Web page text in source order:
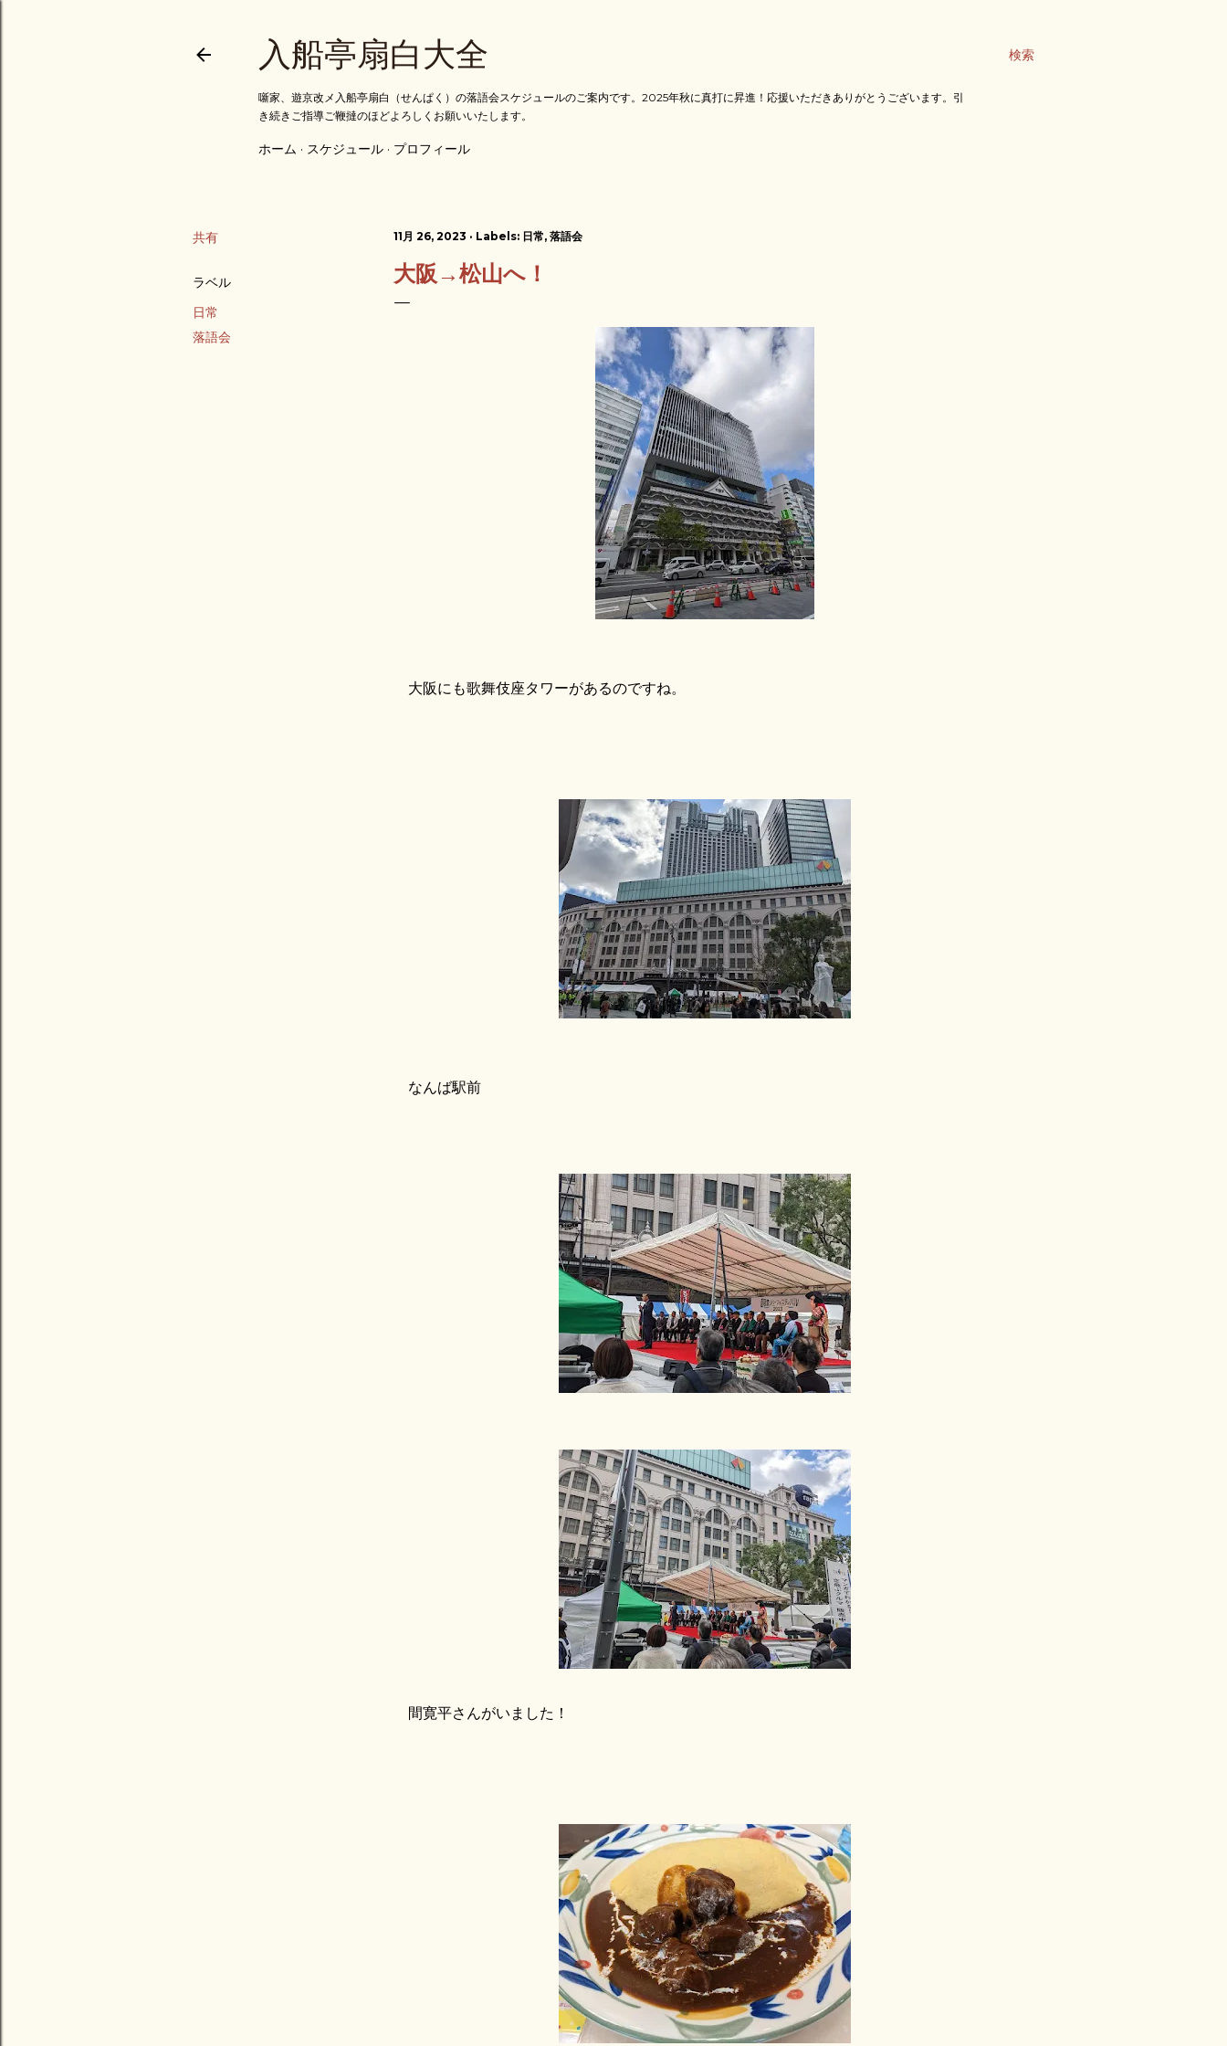
検索
入船亭扇白大全
噺家、遊京改メ入船亭扇白（せんぱく）の落語会スケジュールのご案内です。2025年秋に真打に昇進！応援いただきありがとうございます。引
き続きご指導ご鞭撻のほどよろしくお願いいたします。
ホーム スケジュール プロフィール
共有
ラベル
日常
落語会
11月 26, 2023 Labels: 日常 落語会
大阪→松山へ！
大阪にも歌舞伎座タワーがあるのですね。
なんば駅前
間寛平さんがいました！